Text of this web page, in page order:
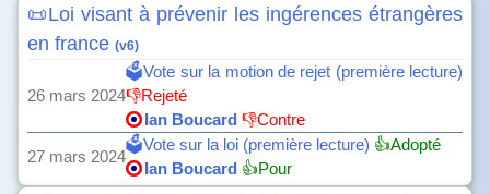
📜Loi visant à prévenir les ingérences étrangères
en france (v6)
26 mars 2024
🗳️Vote sur la motion de rejet (première lecture)
👎Rejeté
Ian Boucard 👎Contre
27 mars 2024
🗳️Vote sur la loi (première lecture) 👍Adopté
Ian Boucard 👍Pour